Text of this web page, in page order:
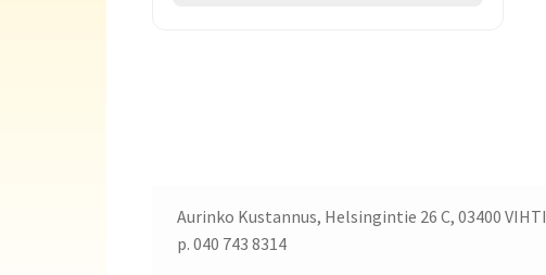
Aurinko Kustannus, Helsingintie 26 C, 03400 VIHTI
p. 040 743 8314